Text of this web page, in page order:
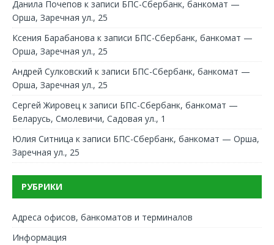
Данила Почепов к записи БПС-Сбербанк, банкомат —
Орша, Заречная ул., 25
Ксения Барабанова к записи БПС-Сбербанк, банкомат —
Орша, Заречная ул., 25
Андрей Сулковский к записи БПС-Сбербанк, банкомат —
Орша, Заречная ул., 25
Сергей Жировец к записи БПС-Сбербанк, банкомат —
Беларусь, Смолевичи, Садовая ул., 1
Юлия Ситница к записи БПС-Сбербанк, банкомат — Орша,
Заречная ул., 25
РУБРИКИ
Адреса офисов, банкоматов и терминалов
Информация